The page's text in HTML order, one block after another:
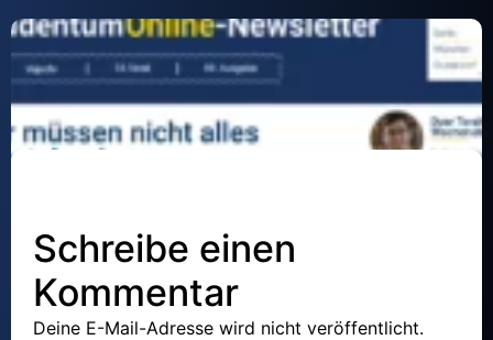
Newsletter Vajechi 5781
Keine Kommentare
Schreibe einen
Kommentar
Deine E-Mail-Adresse wird nicht veröffentlicht.